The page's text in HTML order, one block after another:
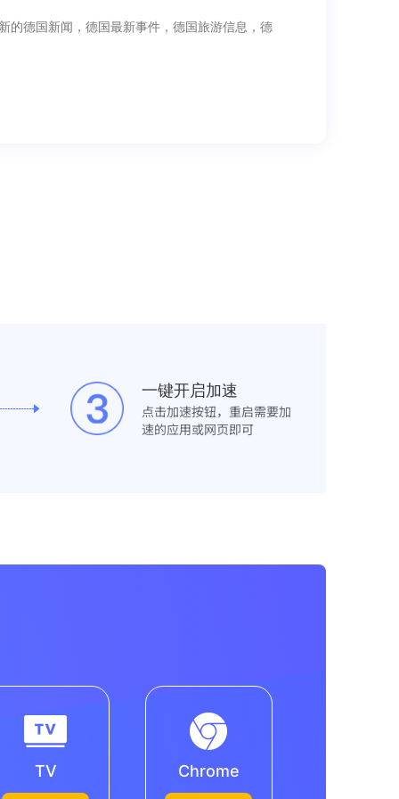
德国新闻，德国最新事件，德国旅游信息，德
一键开启加速
点击加速按钮，重启需要加
速的应用或网页即可
TV Chrome